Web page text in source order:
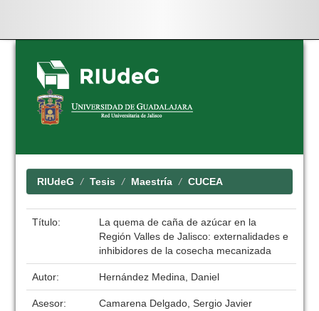
Skip
navigation
RIUdeG Tesis Maestría CUCEA
Título:
La quema de caña de azúcar en la
Región Valles de Jalisco: externalidades e
inhibidores de la cosecha mecanizada
Autor: Hernández Medina, Daniel
Asesor:
Camarena Delgado, Sergio Javier